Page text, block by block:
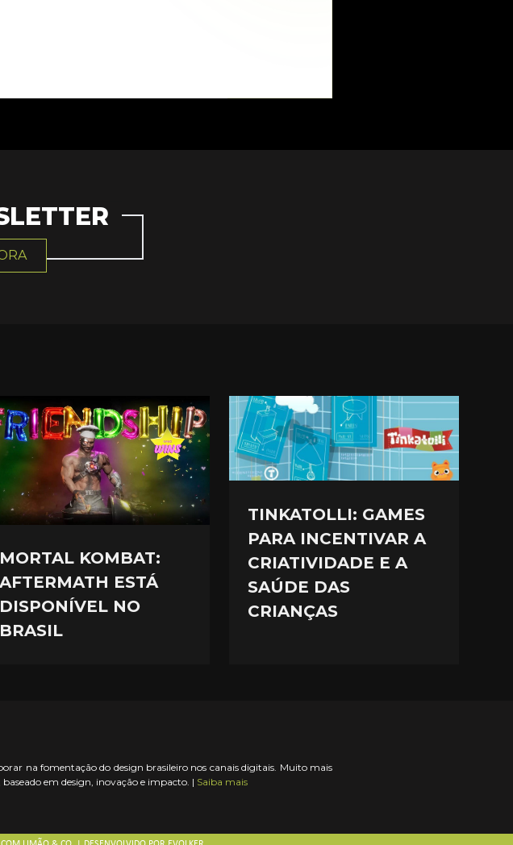
MORTAL KOMBAT:
AFTERMATH ESTÁ
DISPONÍVEL NO
BRASIL
TINKATOLLI: GAMES
PARA INCENTIVAR A
CRIATIVIDADE E A
SAÚDE DAS
CRIANÇAS
na fomentação do design brasileiro nos canais digitais. Muito mais
em design, inovação e impacto. | Saiba mais